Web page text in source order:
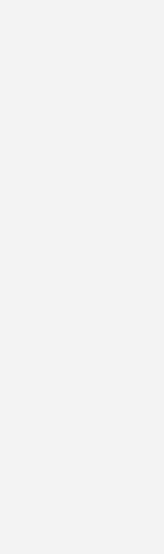
daraus die Anlaufphase
können durch eine
Planungs- und
zustande, wird der
wird der Kredit als
Windanlagen
1.500 MW verfügbar zu
(D/VOR) an
Bei Drehfunkfeuern
die heute nur noch
Die Fachagentur
Windanlagen durch
sehr weit im
muss dafür gesorgt
endlich an
von
15 auf 10 Kilometer
für